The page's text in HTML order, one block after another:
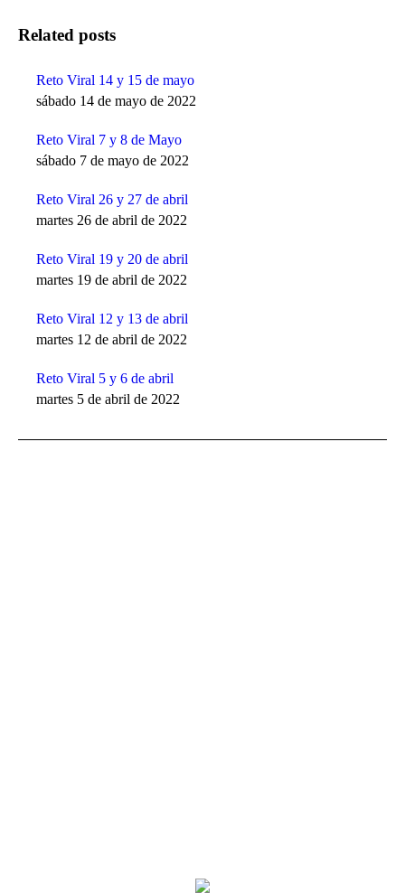
Related posts
Reto Viral 14 y 15 de mayo
sábado 14 de mayo de 2022
Reto Viral 7 y 8 de Mayo
sábado 7 de mayo de 2022
Reto Viral 26 y 27 de abril
martes 26 de abril de 2022
Reto Viral 19 y 20 de abril
martes 19 de abril de 2022
Reto Viral 12 y 13 de abril
martes 12 de abril de 2022
Reto Viral 5 y 6 de abril
martes 5 de abril de 2022